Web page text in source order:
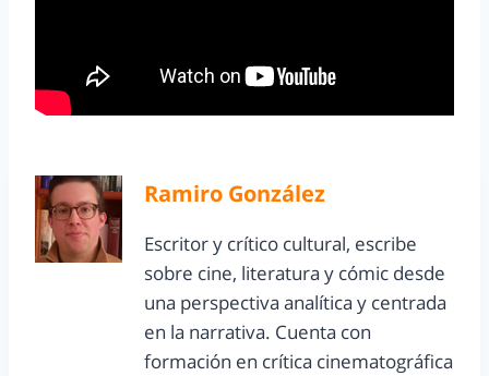
Ramiro González
Escritor y crítico cultural, escribe
sobre cine, literatura y cómic desde
una perspectiva analítica y centrada
en la narrativa. Cuenta con
formación en crítica cinematográfica